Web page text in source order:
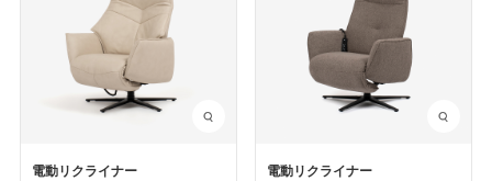
電動リクライナー 電動リクライナー